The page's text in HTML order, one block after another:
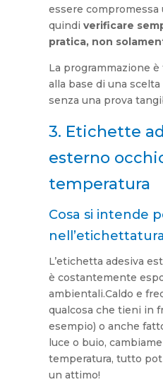
essere compromessa
quindi verificare
pratica, non
La programmazione
alla base di una
senza una prova
3. Etichette
esterno
temperatura
Cosa si intende
L’etichetta adesiva
è costantemente
ambientali.Caldo e
qualcosa che tieni in
esempio) o anche
luce o buio,
temperatura, tutto
un attimo!